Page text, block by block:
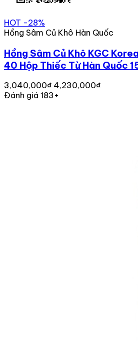
HOT -28%
Hồng Sâm Củ Khô Hàn Quốc
Hồng Sâm Củ Khô KGC
40 Hộp Thiếc Từ Hàn Quốc
3,040,000₫ 4,230,000₫
Đánh giá 183+